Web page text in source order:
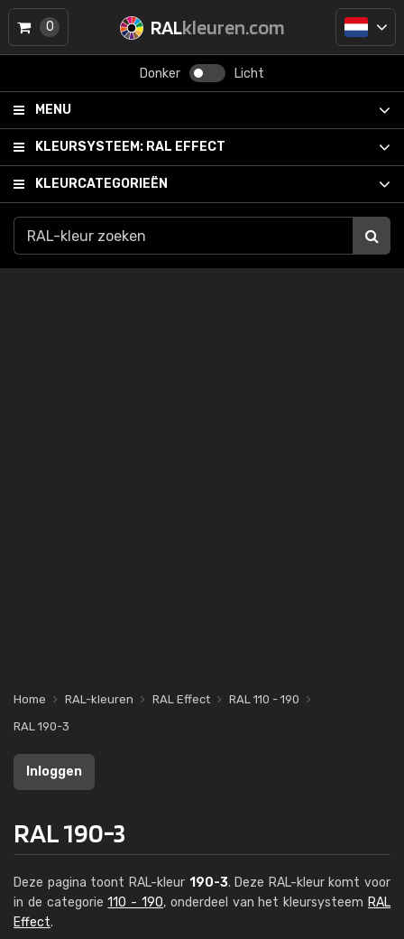
RALkleuren.com
Donker Licht
MENU
KLEURSYSTEEM: RAL EFFECT
KLEURCATEGORIEËN
0
Home RAL-kleuren RAL Effect
RAL 110 - 190
RAL 190-3
Inloggen
RAL 190-3
Deze pagina toont RAL-kleur 190-3. Deze RAL-kleur komt voor
in de categorie110 - 190, onderdeel van het kleursysteem RAL
Effect.